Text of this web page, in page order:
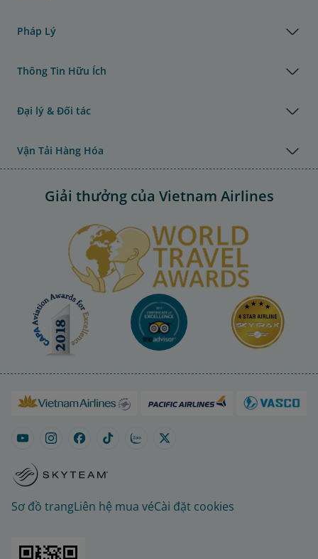
Pháp Lý
Thông Tin Hữu Ích
Đại lý & Đối tác
Vận Tải Hàng Hóa
Giải thưởng của Vietnam Airlines
Sơ đồ trangLiên hệ mua véCài đặt cookies